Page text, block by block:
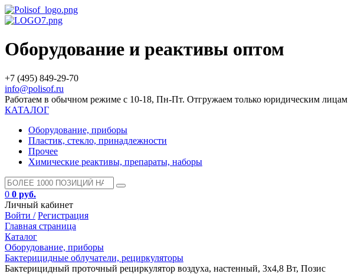
Оборудование и реактивы оптом
+7 (495) 849-29-70
info@polisof.ru
Работаем в обычном режиме с 10-18, Пн-Пт. Отгружаем только юридическим лицам
КАТАЛОГ
Оборудование, приборы
Пластик, стекло, принадлежности
Прочее
Химические реактивы, препараты, наборы
0 0 руб.
Личный кабинет
Войти / Регистрация
Главная страница
Каталог
Оборудование, приборы
Бактерицидные облучатели, рециркуляторы
Бактерицидный проточный рециркулятор воздуха, настенный, 3х4,8 Вт, Позис